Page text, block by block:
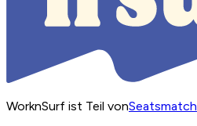
WorknSurf ist Teil vonSeatsmatch